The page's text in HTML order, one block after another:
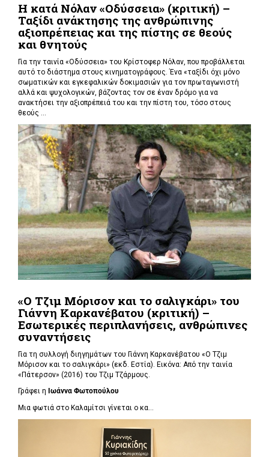
Η κατά Νόλαν «Οδύσσεια» (κριτική) –
Ταξίδι ανάκτησης της ανθρώπινης
αξιοπρέπειας και της πίστης σε θεούς
και θνητούς
Για την ταινία «Οδύσσεια» του Κρίστοφερ Νόλαν,που προβάλλεται
αυτό το διάστημα στους κινηματογράφους. Ένα «ταξίδι όχι μόνο
σωματικών και εγκεφαλικών δοκιμασιών για τον πρωταγωνιστή
αλλά και ψυχολογικών, βάζοντας τον σε έναν δρόμο για να
ανακτήσει την αξιοπρέπειά του και την πίστη του, τόσο στους
θεούς ...
«Ο Τζιμ Μόρισον και το σαλιγκάρι» του
Γιάννη Καρκανέβατου (κριτική) –
Εσωτερικές περιπλανήσεις, ανθρώπινες
συναντήσεις
Για τη συλλογή διηγημάτων του Γιάννη Καρκανέβατου «Ο Τζιμ
Μόρισον και το σαλιγκάρι» (εκδ. Εστία). Εικόνα: Από την ταινία
«Πάτερσον» (2016) του Τζιμ Τζάρμους.
Γράφει η Ιωάννα Φωτοπούλου
Μια φωτιά στο Καλαμίτσι γίνεται ο κα...